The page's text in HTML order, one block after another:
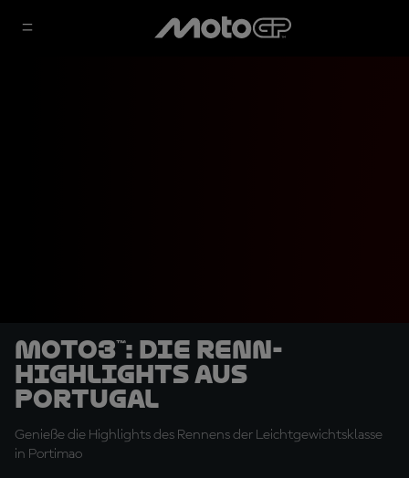
Moto3™: Die Renn-
Highlights aus
Portugal
Genieße die Highlights des Rennens der Leichtgewichtsklasse
in Portimao